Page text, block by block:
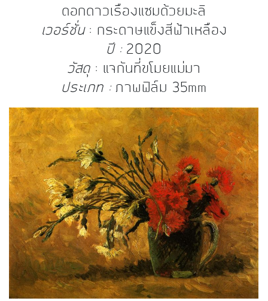
ดอกดาวเรืองแซมด้วยมะลิ
เวอร์ชั่น : กระดาษแข็งสีฟ้าเหลือง
ปี :2020
วัสดุ : แจกันที่ขโมยแม่มา
ประเภท :ภาพฟิล์ม 35mm